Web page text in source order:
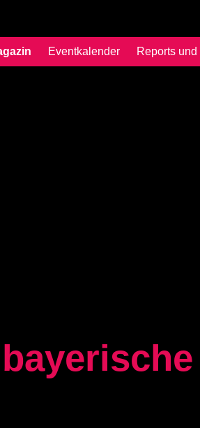
Eventkalender Reports